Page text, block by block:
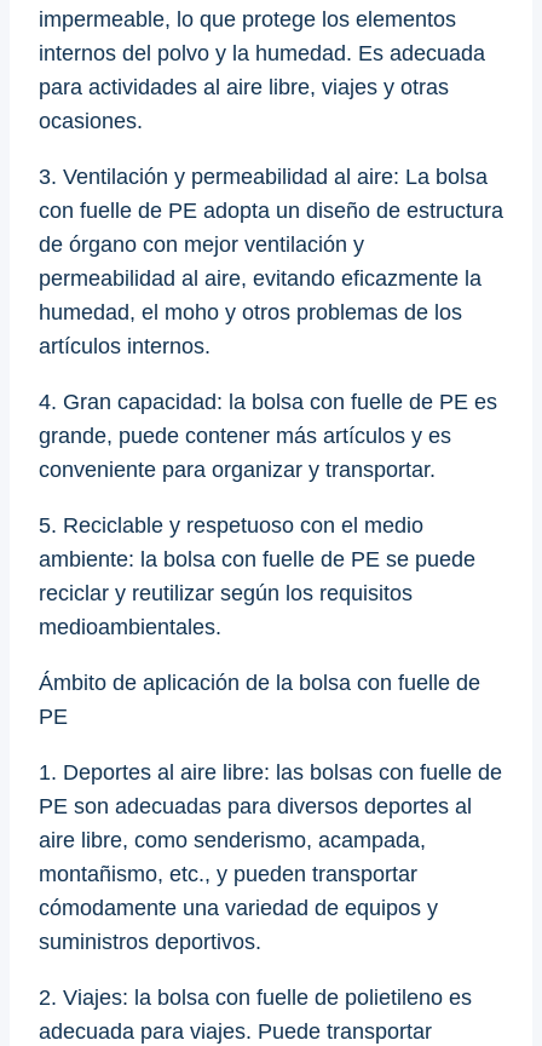
impermeable, lo que protege los elementos
internos del polvo y la humedad. Es adecuada
para actividades al aire libre, viajes y otras
ocasiones.
3. Ventilación y permeabilidad al aire: La bolsa
con fuelle de PE adopta un diseño de estructura
de órgano con mejor ventilación y
permeabilidad al aire, evitando eficazmente la
humedad, el moho y otros problemas de los
artículos internos.
4. Gran capacidad: la bolsa con fuelle de PE es
grande, puede contener más artículos y es
conveniente para organizar y transportar.
5. Reciclable y respetuoso con el medio
ambiente: la bolsa con fuelle de PE se puede
reciclar y reutilizar según los requisitos
medioambientales.
Ámbito de aplicación de la bolsa con fuelle de
PE
1. Deportes al aire libre: las bolsas con fuelle de
PE son adecuadas para diversos deportes al
aire libre, como senderismo, acampada,
montañismo, etc., y pueden transportar
cómodamente una variedad de equipos y
suministros deportivos.
2. Viajes: la bolsa con fuelle de polietileno es
adecuada para viajes. Puede transportar